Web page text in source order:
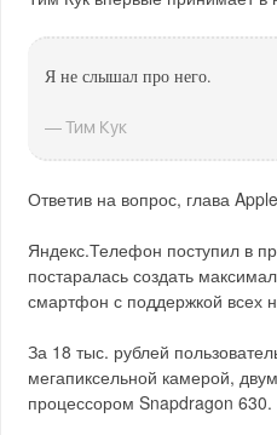
Я не слышал про него.
— Тим Кук
Ответив на вопрос, глава
Яндекс.Телефон поступил в
постаралась создать
смартфон с поддержкой всех
За 18 тыс. рублей
мегапиксельной камерой,
процессором Snapdragon 630.